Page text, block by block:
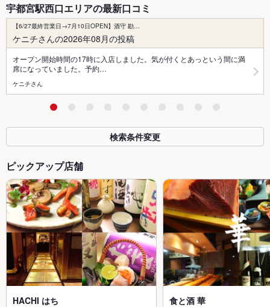
宇都宮駅西口エリアの最新口コミ
【6/27最終営業日→7月10日OPEN】酒守 勘…
ケニチさんの2026年08月の投稿
オープン開始時間の17時に入店しました。気が付くとあっという間に満
席になっていました。予約…
ケニチさん
検索条件変更
ピックアップ店舗
HACHI はち 食と酒 華